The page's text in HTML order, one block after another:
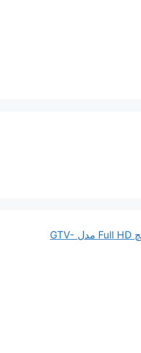
تلویزیون جی پلاس 43 اینچ Full HD مدل GTV-